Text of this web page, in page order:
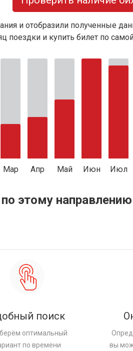
и отобразили полученные
поездки и купить билет по
Мар Апр Май Июн Июл
этому направлению
поиск
оптимальный
по времени
вы